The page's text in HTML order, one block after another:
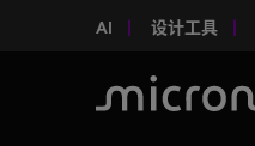
AI 设计工具